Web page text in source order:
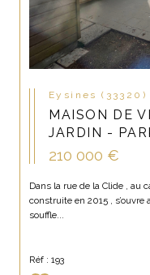
Eysines (33320)
MAISON DE
JARDIN -
210 000 €
Dans la rue de la Clide , au
construite en 2015 ,
souffle...
Réf : 193